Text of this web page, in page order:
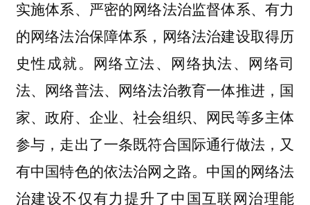
实施体系、严密的网络法治监督体系、有力
的网络法治保障体系，网络法治建设取得历
史性成就。网络立法、网络执法、网络司
法、网络普法、网络法治教育一体推进，国
家、政府、企业、社会组织、网民等多主体
参与，走出了一条既符合国际通行做法，又
有中国特色的依法治网之路。中国的网络法
治建设不仅有力提升了中国互联网治理能